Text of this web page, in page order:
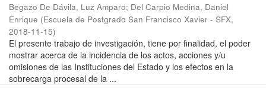
Begazo De Dávila, Luz Amparo; Del Carpio Medina, Daniel
Enrique (Escuela de Postgrado San Francisco Xavier - SFX,
2018-11-15)
El presente trabajo de investigación, tiene por finalidad, el poder
mostrar acerca de la incidencia de los actos, acciones y/u
omisiones de las Instituciones del Estado y los efectos en la
sobrecarga procesal de la ...